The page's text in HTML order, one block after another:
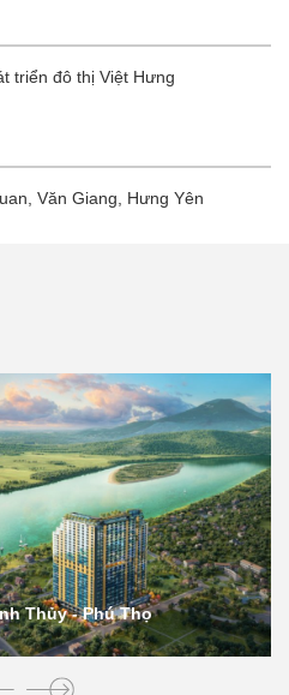
triển đô thị Việt Hưng
Văn Giang, Hưng Yên
Thủy - Phú Thọ